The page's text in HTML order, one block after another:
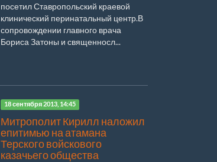
посетил Ставропольский краевой
клинический перинатальный центр.В
сопровождении главного врача
Бориса Затоны и священносл...
18 сентября 2013, 14:45
Митрополит Кирилл наложил
епитимью на атамана
Терского войскового
казачьего общества